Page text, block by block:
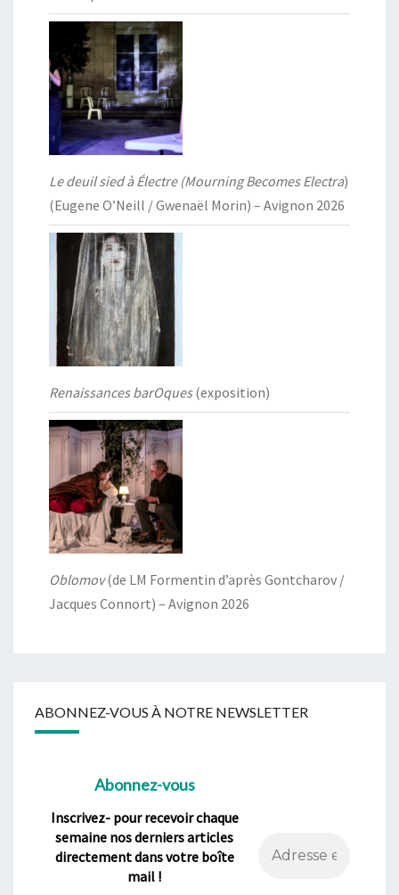
Le deuil sied à Électre (Mourning Becomes Electra)
(Eugene O’Neill / Gwenaël Morin) – Avignon 2026
Renaissances barOques(exposition)
Oblomov(de LM Formentin d’après Gontcharov /
Jacques Connort) – Avignon 2026
ABONNEZ-VOUS À NOTRE NEWSLETTER
Abonnez-vous
Inscrivez- pour recevoir chaque
semaine nos derniers articles
directement dans votre boîte
mail !